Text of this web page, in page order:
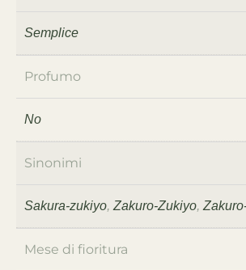
Semplice
Profumo
No
Sinonimi
Sakura-zukiyo, Zakuro-Zukiyo,
Mese di fioritura